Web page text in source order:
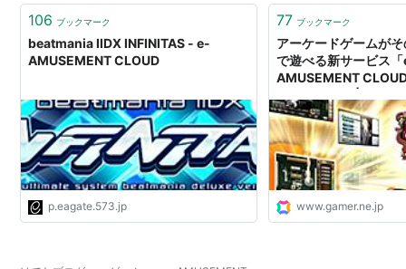
BATTLE CLIMAXX!2 -プロレス頂上決戦-
BEMANIシリーズ
beatmaniaIIDXシリーズ
beatmaniaIIDX 10th style
beatmaniaIIDX 11 IIDXRED
beatmaniaIIDX 12 HAPPY SKY
ポップンミュージックシリーズ
pop'n music 9
106 ブックマーク
beatmania IIDX INFINITAS - e-
AMUSEMENT CLOUD
p.eagate.573.jp
77 ブックマーク
アーケードゲームが
で遊べる新サービス
AMUSEMENT
www.gamer.ne.jp